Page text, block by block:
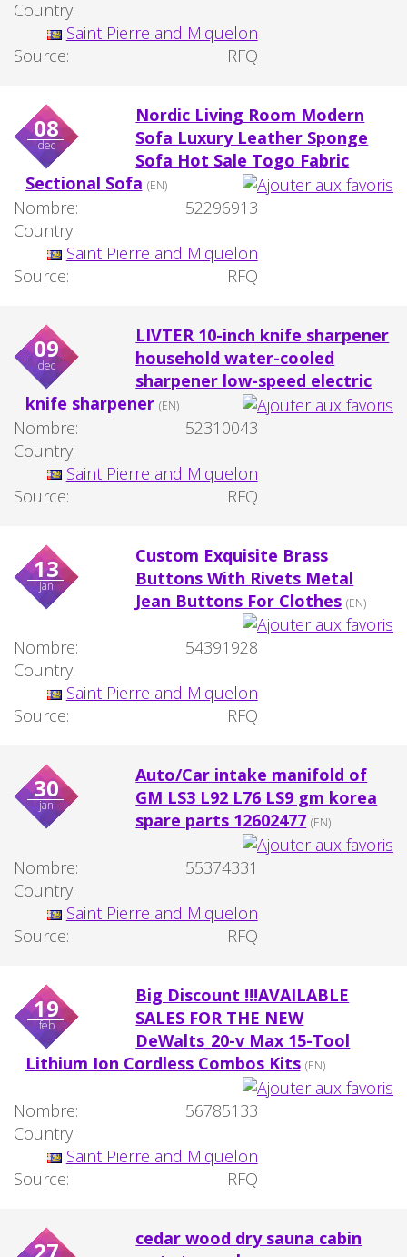
Country:
Saint Pierre and Miquelon
Source:
RFQ
08
dec
Nordic Living Room Modern
Sofa Luxury Leather Sponge
Sofa Hot Sale Togo Fabric
Sectional Sofa (EN)
Nombre:
52296913
Country:
Saint Pierre and Miquelon
Source:
RFQ
09
dec
LIVTER 10-inch knife sharpener
household water-cooled
sharpener low-speed electric
knife sharpener (EN)
Nombre:
52310043
Country:
Saint Pierre and Miquelon
Source:
RFQ
13
jan
Custom Exquisite Brass
Buttons With Rivets Metal
Jean Buttons For Clothes (EN)
Nombre:
54391928
Country:
Saint Pierre and Miquelon
Source:
RFQ
30
jan
Auto/Car intake manifold of
GM LS3 L92 L76 LS9 gm korea
spare parts 12602477 (EN)
Nombre:
55374331
Country:
Saint Pierre and Miquelon
Source:
RFQ
19
feb
Big Discount !!!AVAILABLE
SALES FOR THE NEW
DeWalts_20-v Max 15-Tool
Lithium Ion Cordless Combos Kits (EN)
Nombre:
56785133
Country:
Saint Pierre and Miquelon
Source:
RFQ
27
cedar wood dry sauna cabin